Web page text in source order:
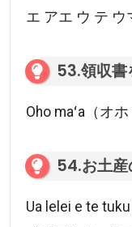
エ アエ ウ テ ウ
53.領収書
Oho maʻa（オホ
54.お土産
Ua lelei e te